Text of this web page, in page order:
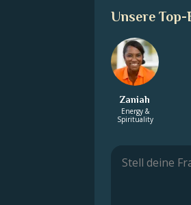
Unsere
Zaniah
Energy &
Spirituality